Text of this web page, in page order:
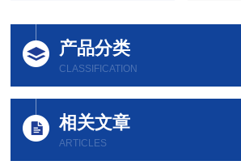
产品分类
CLASSIFICATION
相关文章
ARTICLES